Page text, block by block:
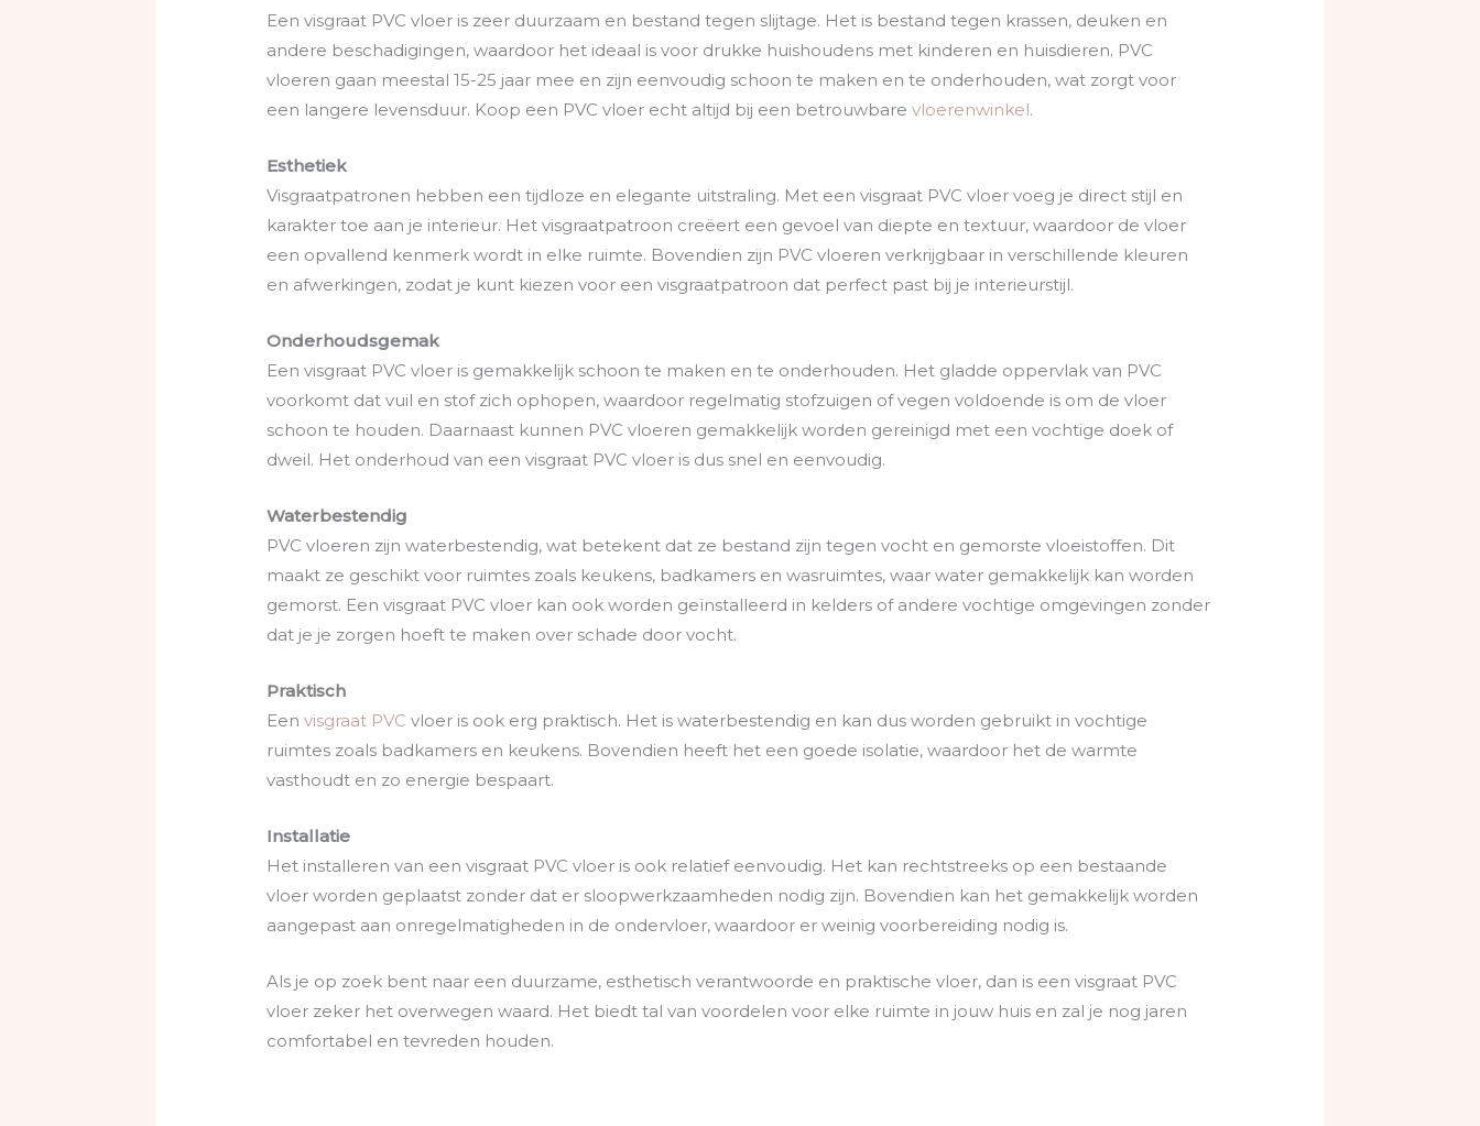
Een visgraat PVC vloer is zeer duurzaam en bestand tegen slijtage. Het is bestand tegen krassen, deuken en
andere beschadigingen, waardoor het ideaal is voor drukke huishoudens met kinderen en huisdieren. PVC
vloeren gaan meestal 15-25 jaar mee en zijn eenvoudig schoon te maken en te onderhouden, wat zorgt voor
een langere levensduur. Koop een PVC vloer echt altijd bij een betrouwbarevloerenwinkel.
Esthetiek
Visgraatpatronen hebben een tijdloze en elegante uitstraling. Met een visgraat PVC vloer voeg je direct stijl en
karakter toe aan je interieur. Het visgraatpatroon creëert een gevoel van diepte en textuur, waardoor de vloer
een opvallend kenmerk wordt in elke ruimte. Bovendien zijn PVC vloeren verkrijgbaar in verschillende kleuren
en afwerkingen, zodat je kunt kiezen voor een visgraatpatroon dat perfect past bij je interieurstijl.
Onderhoudsgemak
Een visgraat PVC vloer is gemakkelijk schoon te maken en te onderhouden. Het gladde oppervlak van PVC
voorkomt dat vuil en stof zich ophopen, waardoor regelmatig stofzuigen of vegen voldoende is om de vloer
schoon te houden. Daarnaast kunnen PVC vloeren gemakkelijk worden gereinigd met een vochtige doek of
dweil. Het onderhoud van een visgraat PVC vloer is dus snel en eenvoudig.
Waterbestendig
PVC vloeren zijn waterbestendig, wat betekent dat ze bestand zijn tegen vocht en gemorste vloeistoffen. Dit
maakt ze geschikt voor ruimtes zoals keukens, badkamers en wasruimtes, waar water gemakkelijk kan worden
gemorst. Een visgraat PVC vloer kan ook worden geïnstalleerd in kelders of andere vochtige omgevingen zonder
dat je je zorgen hoeft te maken over schade door vocht.
Praktisch
Eenvisgraat PVC vloer is ook erg praktisch. Het is waterbestendig en kan dus worden gebruikt in vochtige
ruimtes zoals badkamers en keukens. Bovendien heeft het een goede isolatie, waardoor het de warmte
vasthoudt en zo energie bespaart.
Installatie
Het installeren van een visgraat PVC vloer is ook relatief eenvoudig. Het kan rechtstreeks op een bestaande
vloer worden geplaatst zonder dat er sloopwerkzaamheden nodig zijn. Bovendien kan het gemakkelijk worden
aangepast aan onregelmatigheden in de ondervloer, waardoor er weinig voorbereiding nodig is.
Als je op zoek bent naar een duurzame, esthetisch verantwoorde en praktische vloer, dan is een visgraat PVC
vloer zeker het overwegen waard. Het biedt tal van voordelen voor elke ruimte in jouw huis en zal je nog jaren
comfortabel en tevreden houden.